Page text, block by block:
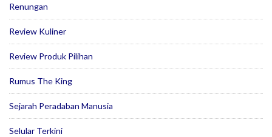
Renungan
Review Kuliner
Review Produk Pilihan
Rumus The King
Sejarah Peradaban Manusia
Selular Terkini